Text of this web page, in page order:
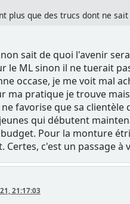
plus que des trucs dont ne
sait de quoi l'avenir
le ML sinon il ne tuerait
occase, je me voit mal
ma pratique je trouve
favorise que sa
qui débutent
Pour la monture
Certes, c'est un passage
21:17:03